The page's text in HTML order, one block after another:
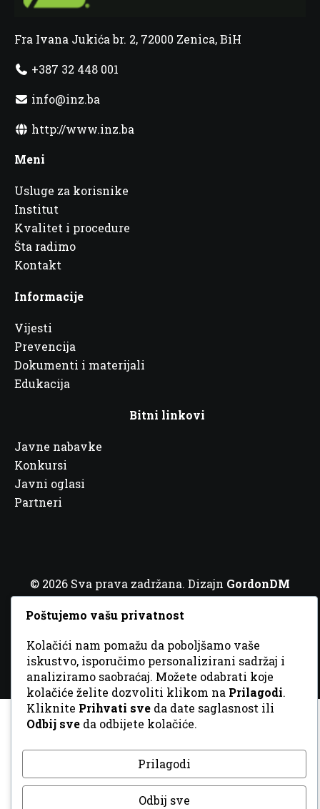
Fra Ivana Jukića br. 2, 72000 Zenica, BiH
+387 32 448 001
info@inz.ba
http://www.inz.ba
Meni
Usluge za korisnike
Institut
Kvalitet i procedure
Šta radimo
Kontakt
Informacije
Vijesti
Prevencija
Dokumenti i materijali
Edukacija
Bitni linkovi
Javne nabavke
Konkursi
Javni oglasi
Partneri
© 2026 Sva prava zadržana. Dizajn GordonDM
Poštujemo vašu privatnost
Kolačići nam pomažu da poboljšamo vaše
iskustvo, isporučimo personalizirani sadržaj i
analiziramo saobraćaj. Možete odabrati koje
kolačiće želite dozvoliti klikom na Prilagodi.
Kliknite Prihvati sve da date saglasnost ili
Odbij sve da odbijete kolačiće.
Prilagodi
Odbij sve